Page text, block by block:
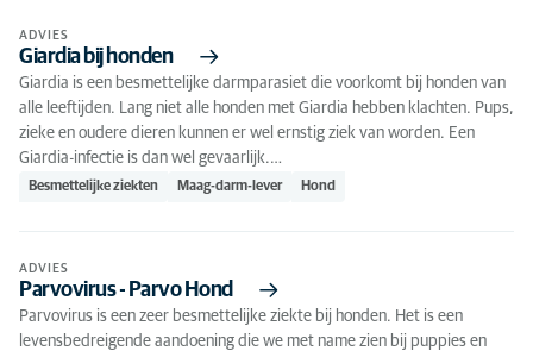
ADVIES
Giardia bij honden
Giardia is een besmettelijke darmparasiet die voorkomt bij honden van
alle leeftijden. Lang niet alle honden met Giardia hebben klachten. Pups,
zieke en oudere dieren kunnen er wel ernstig ziek van worden. Een
Giardia-infectie is dan wel gevaarlijk.…
Besmettelijke ziekten Maag-darm-lever Hond
ADVIES
Parvovirus - Parvo Hond
Parvovirus is een zeer besmettelijke ziekte bij honden. Het is een
levensbedreigende aandoening die we met name zien bij puppies en